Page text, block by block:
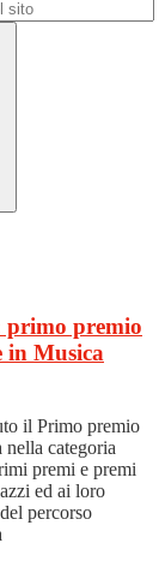
primo premio
in Musica
il Primo premio
categoria
premi e premi
ed ai loro
percorso